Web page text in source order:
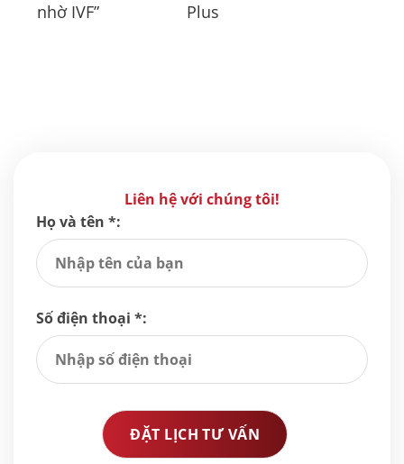
nhờ IVF”
Plus
Liên hệ với chúng tôi!
Họ và tên *:
Số điện thoại *: